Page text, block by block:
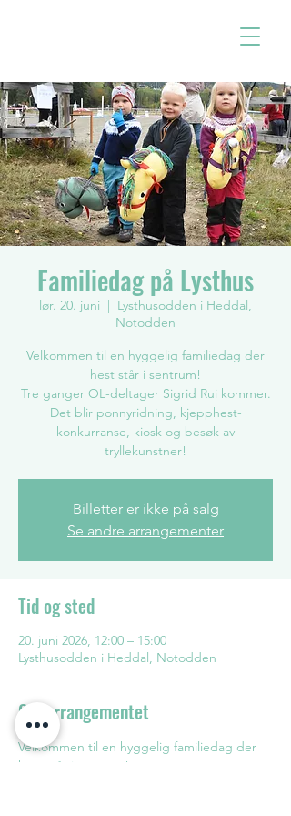
Familiedag på Lysthus
lør. 20. juni
  |
Lysthusodden i Heddal,
Notodden
Velkommen til en hyggelig familiedag der
hest står i sentrum!
Tre ganger OL-deltager Sigrid Rui kommer.
Det blir ponnyridning, kjepphest-
konkurranse, kiosk og besøk av
tryllekunstner!
Billetter er ikke på salg
Se andre arrangementer
Tid og sted
20. juni 2026, 12:00 – 15:00
Lysthusodden i Heddal, Notodden
Om arrangementet
Velkommen til en hyggelig familiedag der
hest står i sentrum!